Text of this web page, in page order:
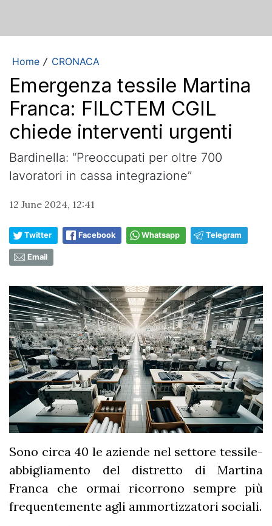
Home / CRONACA
Emergenza tessile Martina
Franca: FILCTEM CGIL
chiede interventi urgenti
Bardinella: “Preoccupati per oltre 700
lavoratori in cassa integrazione”
12 June 2024, 12:41
Twitter Facebook Whatsapp Telegram
Email
Sono circa 40 le aziende nel settore tessile-
abbigliamento del distretto di Martina
Franca che ormai ricorrono sempre più
frequentemente agli ammortizzatori sociali.